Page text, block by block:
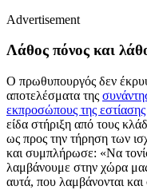
Advertisement
Λάθος πόνος και
Ο πρωθυπουργός δεν
αποτελέσματα της
εκπροσώπους της
είδα στήριξη από τους
ως προς την τήρηση των
και συμπλήρωσε: «Να
λαμβάνουμε στην χώρα μας
αυτά, που λαμβάνονται